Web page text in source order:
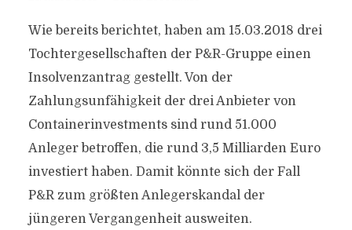
Wie bereits berichtet, haben am 15.03.2018 drei
Tochtergesellschaften der P&R-Gruppe einen
Insolvenzantrag gestellt. Von der
Zahlungsunfähigkeit der drei Anbieter von
Containerinvestments sind rund 51.000
Anleger betroffen, die rund 3,5 Milliarden Euro
investiert haben. Damit könnte sich der Fall
P&R zum größten Anlegerskandal der
jüngeren Vergangenheit ausweiten.